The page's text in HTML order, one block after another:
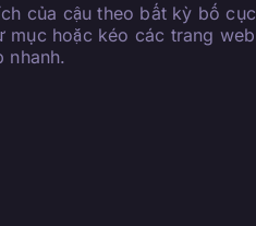
của cậu theo bất kỳ bố cục
mục hoặc kéo các trang web
nhanh.